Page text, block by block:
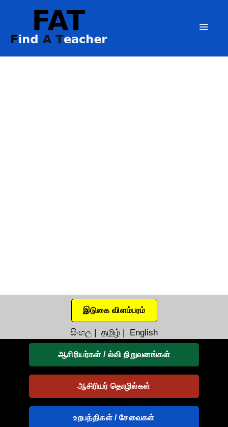
இடுகை விளம்பரம்
සිංහල | தமிழ் | English
ஆசிரியர்கள் / ல்வி நிறுவனங்கள்
ஆசிரியர் தொழில்கள்
உறபத்திகள் / சேவைகள்